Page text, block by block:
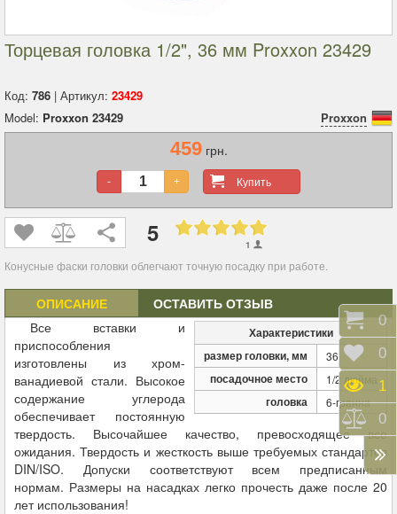
Торцевая головка 1/2", 36 мм Proxxon 23429
Код: 786 | Артикул: 23429
Model: Proxxon 23429 Proxxon
459грн.
Купить
- +
5 1
Конусные фаски головки облегчают точную посадку при работе.
ОПИСАНИЕ ОСТАВИТЬ ОТЗЫВ
Характеристики
размер головки, мм
36
посадочное место 1/2 дюйма
головка 6-гранна
Все вставки и
приспособления
изготовлены из хром-
ванадиевой стали. Высокое
содержание углерода
обеспечивает постоянную
твердость. Высочайшее качество, превосходящее все
ожидания. Твердость и жесткость выше требуемых стандартов
DIN/ISO. Допуски соответствуют всем предписанным
нормам. Размеры на насадках легко прочесть даже после 20
лет использования!
0
0
1
0